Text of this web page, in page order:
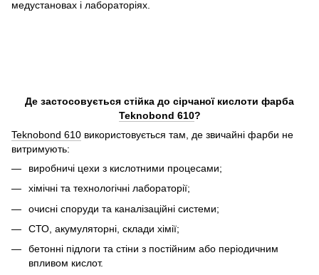
медустановах і лабораторіях.
Де застосовується стійка до сірчаної кислоти фарба
Teknobond 610?
Teknobond 610 використовується там, де звичайні фарби не
витримують:
виробничі цехи з кислотними процесами;
хімічні та технологічні лабораторії;
очисні споруди та каналізаційні системи;
СТО, акумуляторні, склади хімії;
бетонні підлоги та стіни з постійним або періодичним
впливом кислот.